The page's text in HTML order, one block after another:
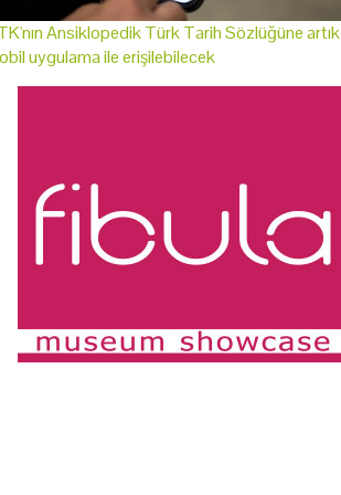
Ansiklopedik Türk Tarih Sözlüğüne artık
uygulama ile erişilebilecek